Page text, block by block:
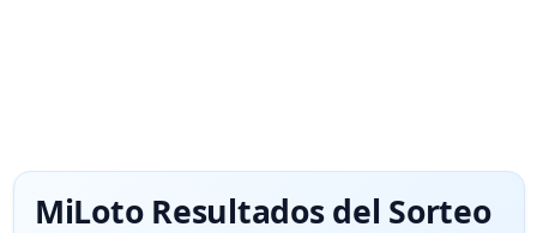
MiLoto Resultados del Sorteo